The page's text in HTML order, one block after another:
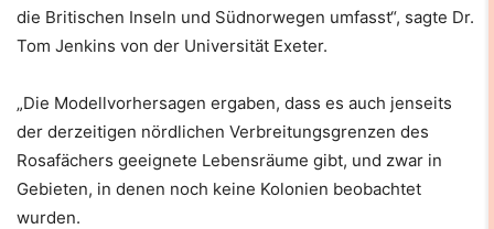
die Britischen Inseln und Südnorwegen umfasst“, sagte Dr.
Tom Jenkins von der Universität Exeter.
„Die Modellvorhersagen ergaben, dass es auch jenseits
der derzeitigen nördlichen Verbreitungsgrenzen des
Rosafächers geeignete Lebensräume gibt, und zwar in
Gebieten, in denen noch keine Kolonien beobachtet
wurden.